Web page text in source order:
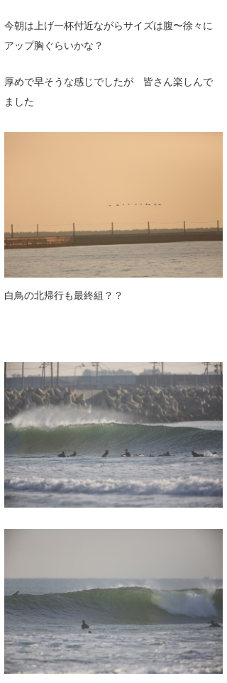
今朝は上げ一杯付近ながらサイズは腹〜徐々に
アップ胸ぐらいかな？
厚めで早そうな感じでしたが 皆さん楽しんで
ました
白鳥の北帰行も最終組？？
喜納海人
KID
MIN
Soulman
VAGY
waka☆=
たっちー
ハンマー
まっきー
三輪予報士
小川予報士
上田純子
SancheZ
ゴン
米山予報士